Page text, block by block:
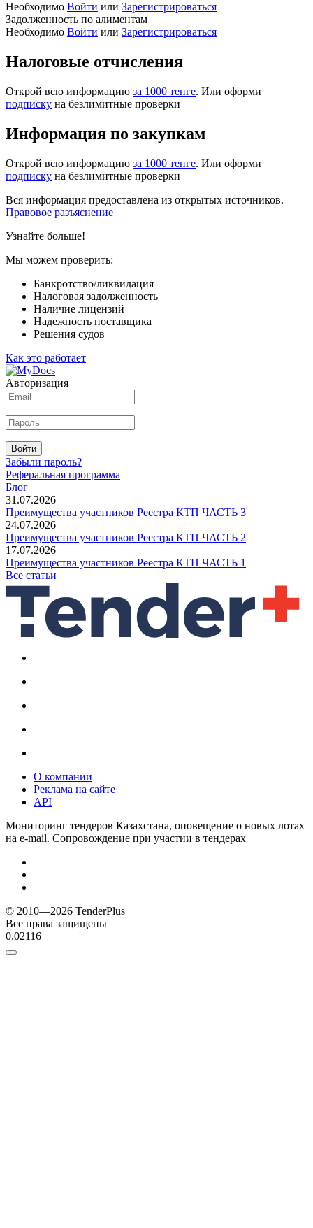
Необходимо Войти или Зарегистрироваться
Задолженность по алиментам
Необходимо Войти или Зарегистрироваться
Налоговые отчисления
Открой всю информацию за 1000 тенге. Или оформи
подписку на безлимитные проверки
Информация по закупкам
Открой всю информацию за 1000 тенге. Или оформи
подписку на безлимитные проверки
Вся информация предоставлена из открытых источников.
Правовое разъяснение
Узнайте больше!
Мы можем проверить:
Банкротство/ликвидация
Налоговая задолженность
Наличие лицензий
Надежность поставщика
Решения судов
Как это работает
Авторизация
Войти
Забыли пароль?
Реферальная программа
Блог
31.07.2026
Преимущества участников Реестра КТП ЧАСТЬ 3
24.07.2026
Преимущества участников Реестра КТП ЧАСТЬ 2
17.07.2026
Преимущества участников Реестра КТП ЧАСТЬ 1
Все статьи
О компании
Реклама на сайте
API
Мониторинг тендеров Казахстана, оповещение о новых лотах
на e-mail. Сопровождение при участии в тендерах
© 2010—2026 TenderPlus
Все права защищены
0.02116